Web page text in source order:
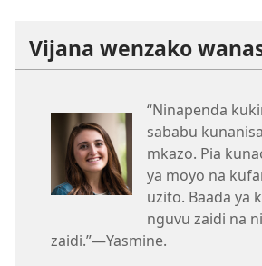
Vijana wenzako
“Ninapenda
sababu
mkazo. Pia
ya moyo na
uzito. Baada ya
nguvu zaidi na
zaidi.”—Yasmine.